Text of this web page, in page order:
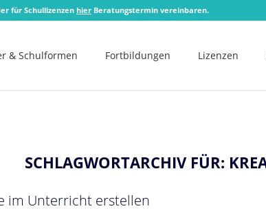
für Schullizenzen hier Beratungstermin vereinbaren.
& Schulformen Fortbildungen Lizenzen
SCHLAGWORTARCHIV FÜR:
im Unterricht erstellen